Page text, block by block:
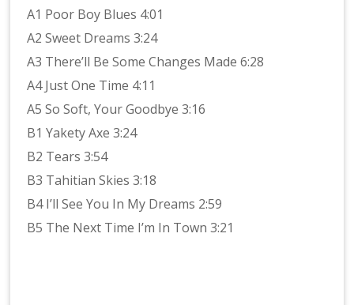
A1 Poor Boy Blues 4:01
A2 Sweet Dreams 3:24
A3 There’ll Be Some Changes Made 6:28
A4 Just One Time 4:11
A5 So Soft, Your Goodbye 3:16
B1 Yakety Axe 3:24
B2 Tears 3:54
B3 Tahitian Skies 3:18
B4 I’ll See You In My Dreams 2:59
B5 The Next Time I’m In Town 3:21